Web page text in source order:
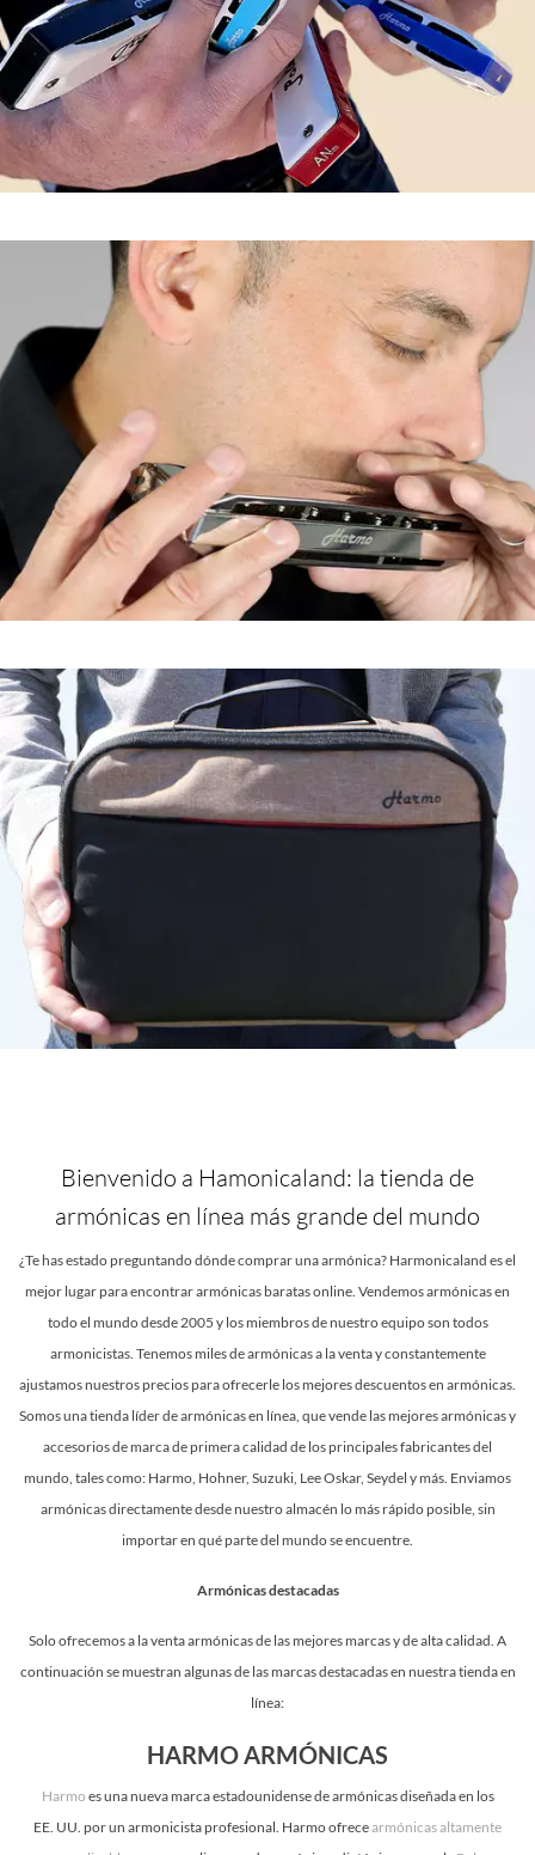
Bienvenido a Hamonicaland: la tienda de
armónicas en línea más grande del mundo
¿Te has estado preguntando dónde comprar una armónica? Harmonicaland es el
mejor lugar para encontrar armónicas baratas online. Vendemos armónicas en
todo el mundo desde 2005 y los miembros de nuestro equipo son todos
armonicistas. Tenemos miles de armónicas a la venta y constantemente
ajustamos nuestros precios para ofrecerle los mejores descuentos en armónicas.
Somos una tienda líder de armónicas en línea, que vende las mejores armónicas y
accesorios de marca de primera calidad de los principales fabricantes del
mundo, tales como: Harmo, Hohner, Suzuki, Lee Oskar, Seydel y más. Enviamos
armónicas directamente desde nuestro almacén lo más rápido posible, sin
importar en qué parte del mundo se encuentre.
Armónicas destacadas
Solo ofrecemos a la venta armónicas de las mejores marcas y de alta calidad. A
continuación se muestran algunas de las marcas destacadas en nuestra tienda en
línea:
HARMO ARMÓNICAS
Harmo es una nueva marca estadounidense de armónicas diseñada en los
EE. UU. por un armonicista profesional. Harmo ofrecearmónicas altamente